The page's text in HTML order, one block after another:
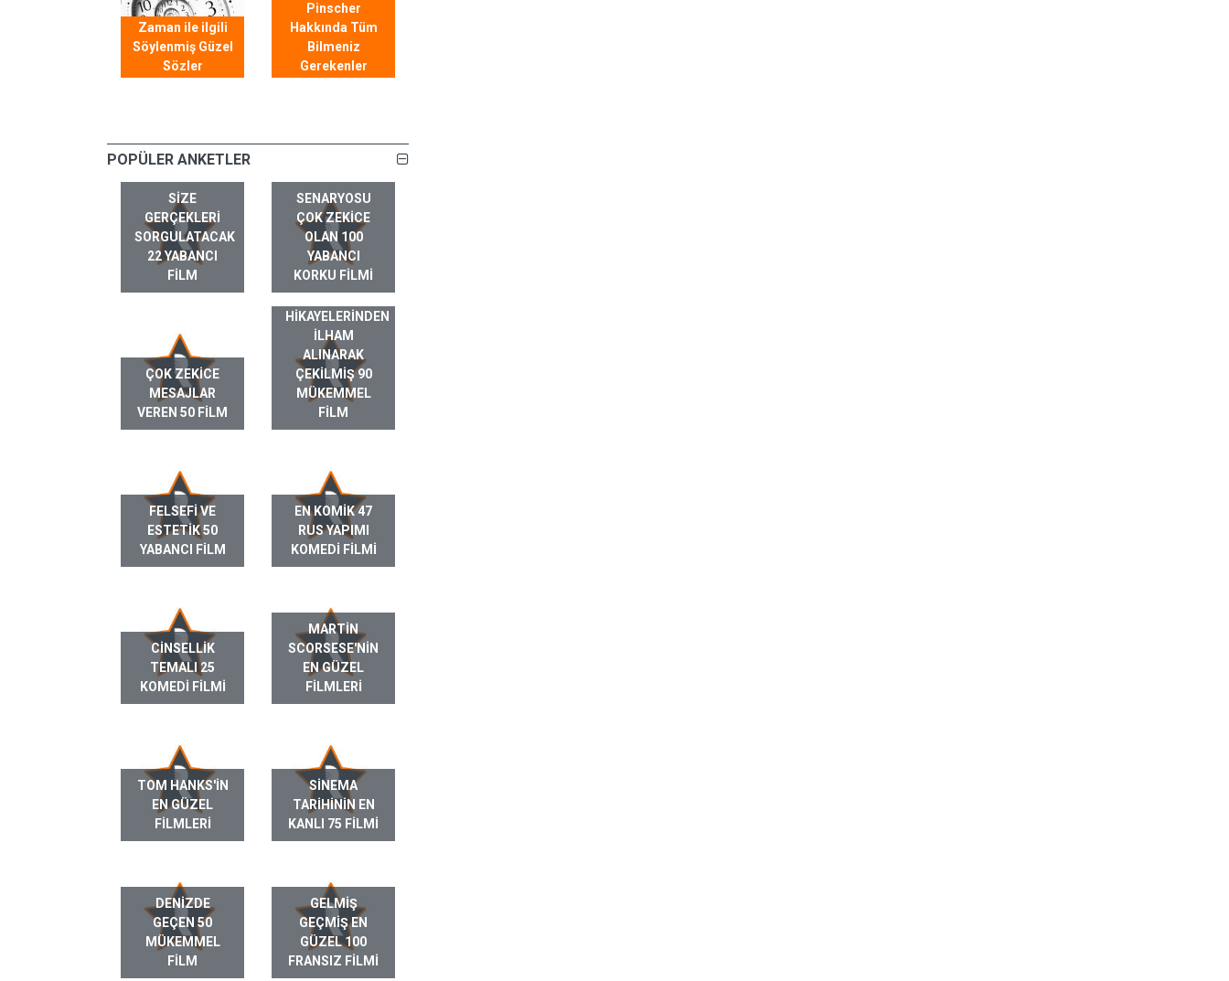
Zaman ile ilgili
Söylenmiş Güzel
Sözler
Pinscher
Hakkında Tüm
Bilmeniz
Gerekenler
POPÜLER ANKETLER
SIZE
GERÇEKLERI
SORGULATACAK
22 YABANCI
FILM
SENARYOSU
ÇOK ZEKICE
OLAN 100
YABANCI
KORKU FILMI
ÇOK ZEKICE
MESAJLAR
VEREN 50 FILM
GERÇEK HAYAT
HIKAYELERINDEN
ILHAM
ALINARAK
ÇEKILMIŞ 90
MÜKEMMEL
FILM
FELSEFI VE
ESTETIK 50
YABANCI FILM
EN KOMIK 47
RUS YAPIMI
KOMEDI FILMI
CINSELLIK
TEMALI 25
KOMEDI FILMI
MARTIN
SCORSESE'NIN
EN GÜZEL
FILMLERI
TOM HANKS'IN
EN GÜZEL
FILMLERI
SINEMA
TARIHININ EN
KANLI 75 FILMI
DENIZDE
GEÇEN 50
MÜKEMMEL
FILM
GELMIŞ
GEÇMIŞ EN
GÜZEL 100
FRANSIZ FILMI